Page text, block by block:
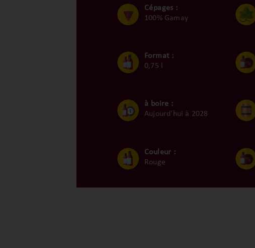
Cépages :
100% Gamay
Format :
0,75 l
à boire :
Aujourd'hui à 2028
Couleur :
Rouge